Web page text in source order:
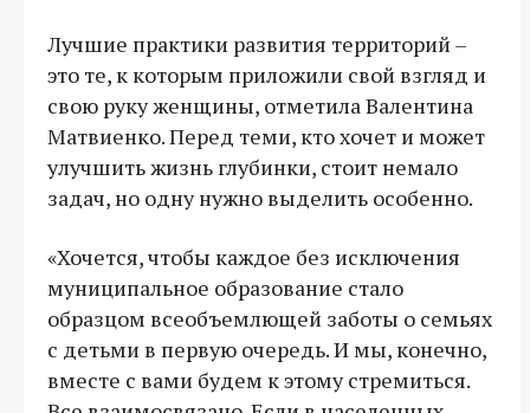
Лучшие практики развития территорий –
это те, к которым приложили свой взгляд и
свою руку женщины, отметила Валентина
Матвиенко. Перед теми, кто хочет и может
улучшить жизнь глубинки, стоит немало
задач, но одну нужно выделить особенно.
«Хочется, чтобы каждое без исключения
муниципальное образование стало
образцом всеобъемлющей заботы о семьях
с детьми в первую очередь. И мы, конечно,
вместе с вами будем к этому стремиться.